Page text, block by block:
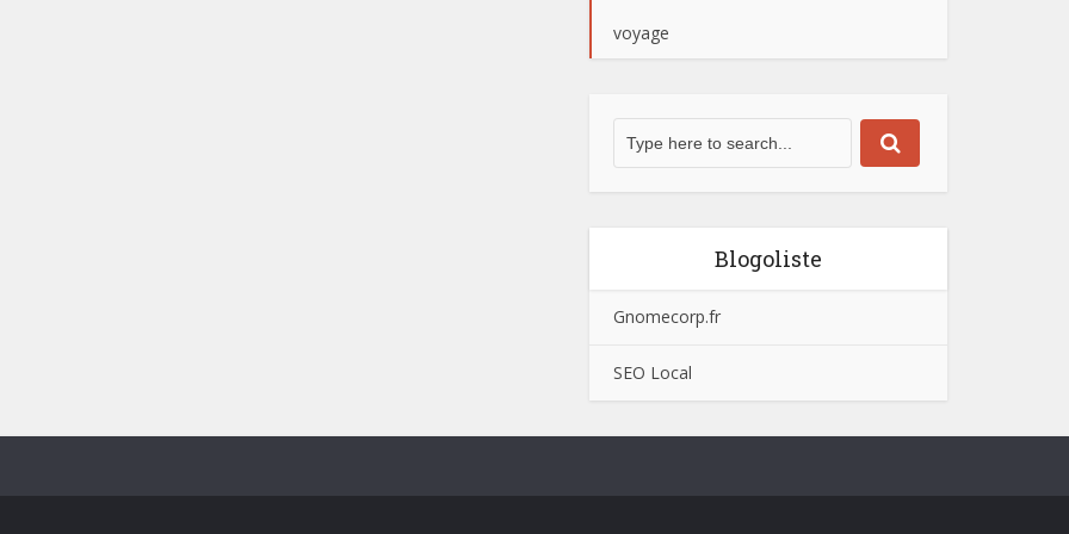
voyage
Blogoliste
Gnomecorp.fr
SEO Local